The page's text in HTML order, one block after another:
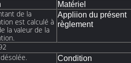
Matériel
de la
est calculé à
la valeur de la
Appliion du présent
règlement
Condition